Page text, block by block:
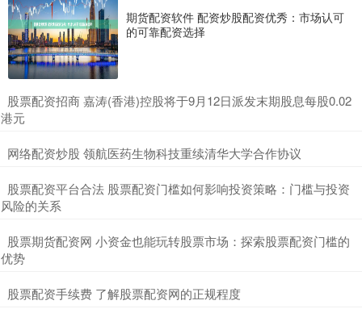
期货配资软件 配资炒股配资优秀：市场认可
的可靠配资选择
​股票配资招商 嘉涛(香港)控股将于9月12日派发末期股息每股0.02
港元
​网络配资炒股 领航医药生物科技重续清华大学合作协议
​股票配资平台合法 股票配资门槛如何影响投资策略：门槛与投资
风险的关系
​股票期货配资网 小资金也能玩转股票市场：探索股票配资门槛的
优势
​股票配资手续费 了解股票配资网的正规程度